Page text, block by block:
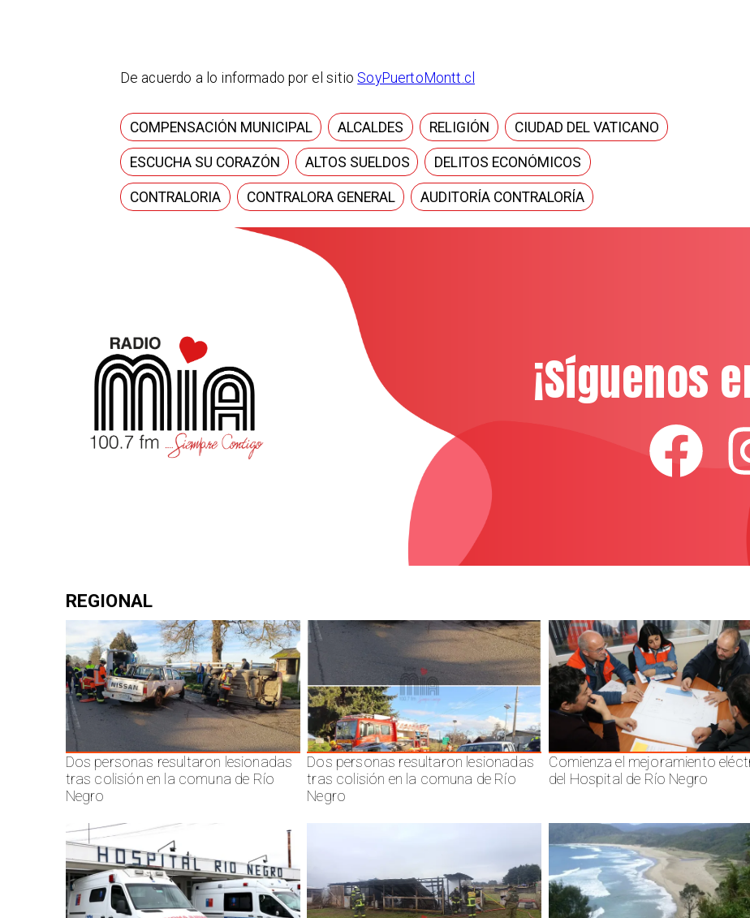
De acuerdo a lo informado por el sitio SoyPuertoMontt.cl
COMPENSACIÓN MUNICIPAL ALCALDES RELIGIÓN CIUDAD DEL VATICANO
ESCUCHA SU CORAZÓN ALTOS SUELDOS DELITOS ECONÓMICOS
CONTRALORIA CONTRALORA GENERAL AUDITORÍA CONTRALORÍA
¡Síguenos
REGIONAL
Dos personas resultaron lesionadas
tras colisión en la comuna de Río
Negro
Dos personas resultaron lesionadas
tras colisión en la comuna de Río
Negro
Comienza el mejoramiento
del Hospital de Río Negro